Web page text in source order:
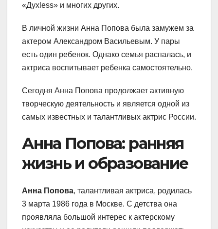
«Духless» и многих других.
В личной жизни Анна Попова была замужем за
актером Александром Васильевым. У пары
есть один ребенок. Однако семья распалась, и
актриса воспитывает ребенка самостоятельно.
Сегодня Анна Попова продолжает активную
творческую деятельность и является одной из
самых известных и талантливых актрис России.
Анна Попова: ранняя
жизнь и образование
Анна Попова, талантливая актриса, родилась
3 марта 1986 года в Москве. С детства она
проявляла большой интерес к актерскому